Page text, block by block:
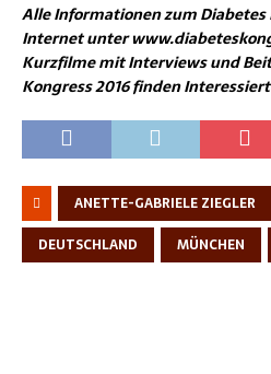
Alle Informationen zum Diabetes
Internet unter
Kurzfilme mit Interviews und
Kongress 2016 finden
ANETTE-GABRIELE ZIEGLER
DEUTSCHLAND
MÜNCHEN